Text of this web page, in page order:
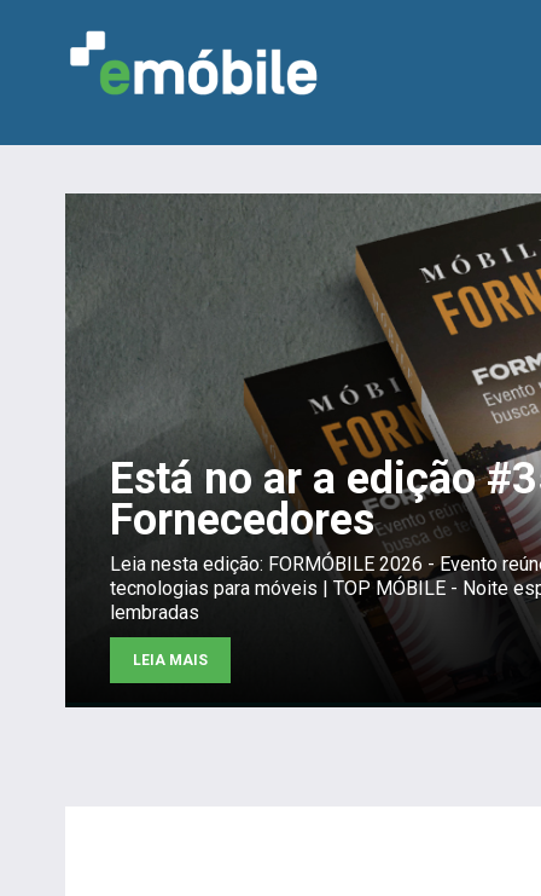
Está no ar a edição
Fornecedores
Leia nesta edição: FORMÓBILE 2026 - Evento
tecnologias para móveis | TOP MÓBILE - Noite
lembradas
LEIA MAIS